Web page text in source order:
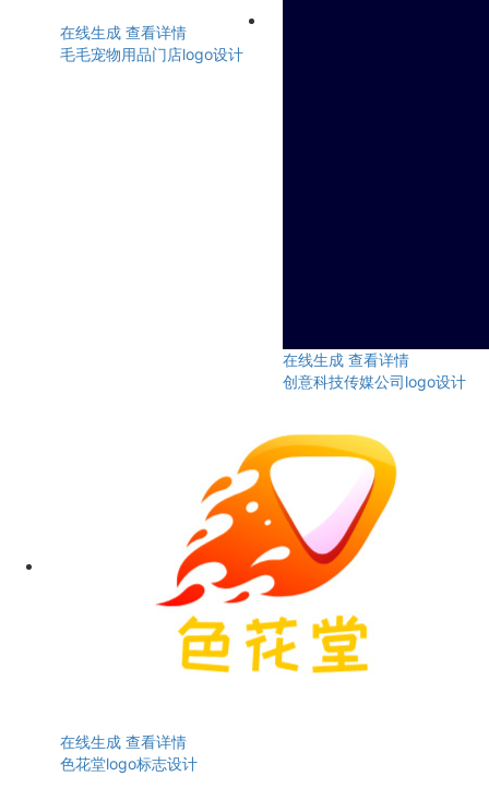
在线生成 查看详情
毛毛宠物用品门店logo设计
在线生成 查看详情
创意科技传媒公司logo设计
在线生成 查看详情
色花堂logo标志设计